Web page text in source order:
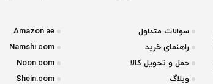
سوالات متداول
راهنمای خرید
حمل و تحویل کالا
وبلاگ
Amazon.ae
Namshi.com
Noon.com
Shein.com